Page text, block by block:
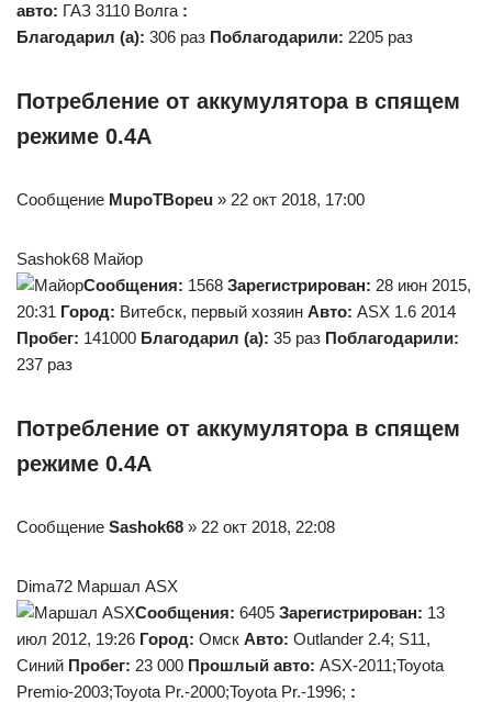
авто: ГАЗ 3110 Волга :
Благодарил (а): 306 раз Поблагодарили: 2205 раз
Потребление от аккумулятора в спящем
режиме 0.4А
Сообщение MupoTBopeu » 22 окт 2018, 17:00
Sashok68 Майор
Сообщения: 1568 Зарегистрирован: 28 июн 2015,
20:31 Город: Витебск, первый хозяин Авто: ASX 1.6 2014
Пробег: 141000 Благодарил (а): 35 раз Поблагодарили:
237 раз
Потребление от аккумулятора в спящем
режиме 0.4А
Сообщение Sashok68 » 22 окт 2018, 22:08
Dima72 Маршал ASX
Сообщения: 6405 Зарегистрирован: 13
июл 2012, 19:26 Город: Омск Авто: Outlander 2.4; S11,
Синий Пробег: 23 000 Прошлый авто: ASX-2011;Toyota
Premio-2003;Toyota Pr.-2000;Toyota Pr.-1996; :